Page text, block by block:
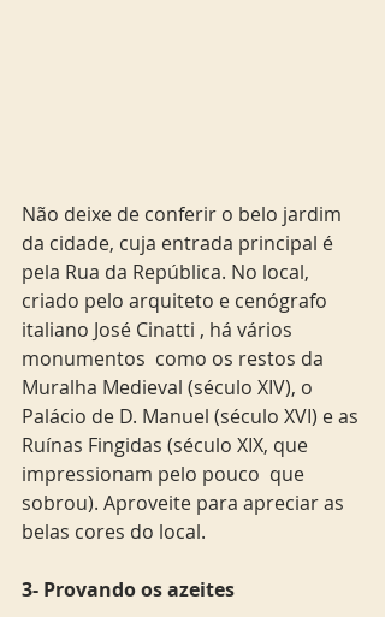
Não deixe de conferir o belo jardim
da cidade, cuja entrada principal é
pela Rua da República. No local,
criado pelo arquiteto e cenógrafo
italiano José Cinatti , há vários
monumentos  como os restos da
Muralha Medieval (século XIV), o
Palácio de D. Manuel (século XVI) e as
Ruínas Fingidas (século XIX, que
impressionam pelo pouco  que
sobrou). Aproveite para apreciar as
belas cores do local.
3- Provando os azeites